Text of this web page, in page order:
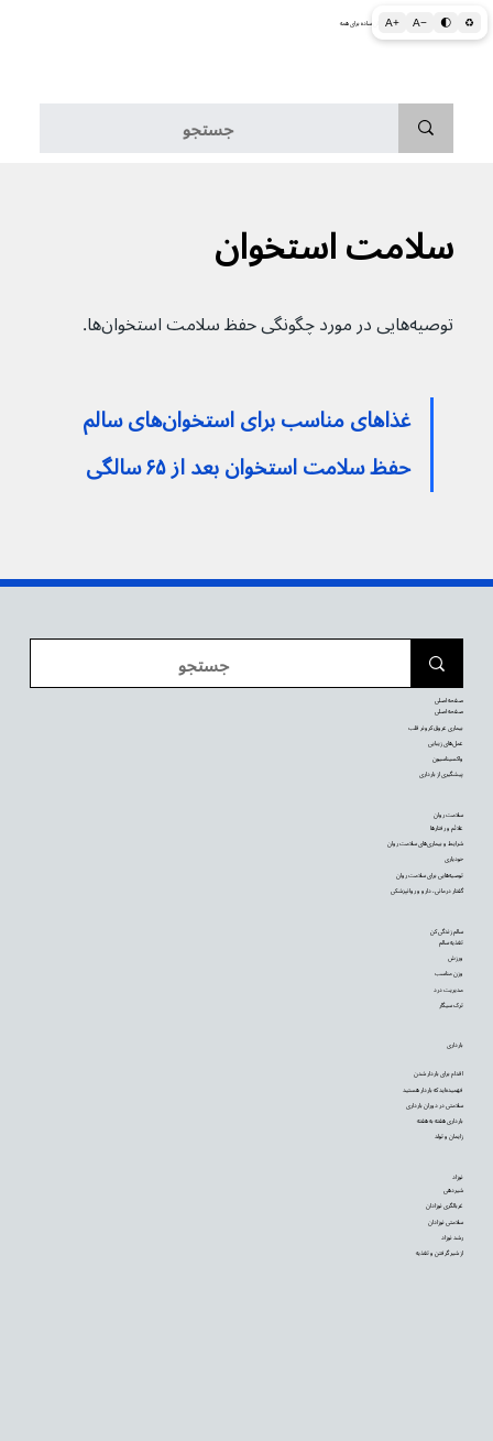
A+ A− 🌓 ♻ اطلاعات پزشکی و بهداشتی به زبان ساده برای همه
سلامت استخوان
توصیه‌هایی در مورد چگونگی حفظ سلامت استخوان‌ها.
غذاهای مناسب برای استخوان‌های سالم
حفظ سلامت استخوان بعد از ۶۵ سالگی
نوزاد
شیردهی
غربالگری نوزادان
سلامتی نوزادان
رشد نوزاد
از شیر گرفتن و تغذیه
بارداری
اقدام برای باردار شدن
فهمیده‌اید که باردار هستید
سلامتی در دوران بارداری
بارداری هفته به هفته
زایمان و تولد
سالم زندگی کن
تغذیه سالم
ورزش
وزن مناسب
مدیریت درد
ترک سیگار
سلامت روان
علائم و رفتارها
شرایط و بیماری‌های سلامت روان
خودیاری
توصیه‌‌هایی برای سلامت روان
گفتار درمانی، دارو و روانپزشکی
صفحه اصلی
صفحه اصلی
بیماری عروق کرونر قلب
عمل‌های زیبایی
واکسیناسیون
پیشگیری از بارداری